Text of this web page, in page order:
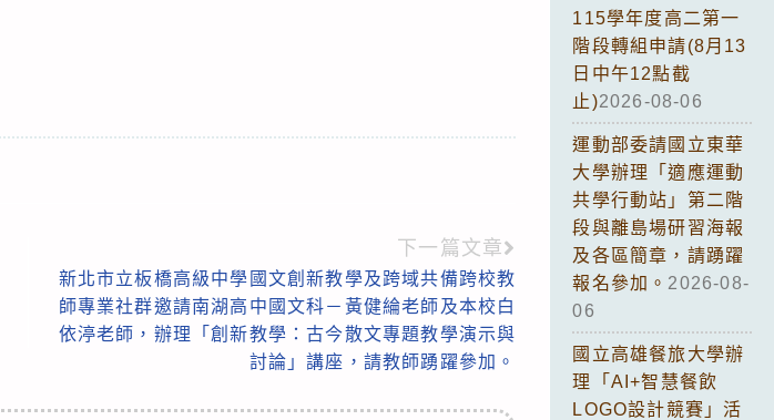
下一篇文章
新北市立板橋高級中學國文創新教學及跨域共備跨校教
師專業社群邀請南湖高中國文科－黃健綸老師及本校白
依渟老師，辦理「創新教學：古今散文專題教學演示與
討論」講座，請教師踴躍參加。
115學年度高二第一
階段轉組申請(8月13
日中午12點截
止)2026-08-06
運動部委請國立東華
大學辦理「適應運動
共學行動站」第二階
段與離島場研習海報
及各區簡章，請踴躍
報名參加。 2026-08-
06
國立高雄餐旅大學辦
理「AI+智慧餐飲
LOGO設計競賽」活